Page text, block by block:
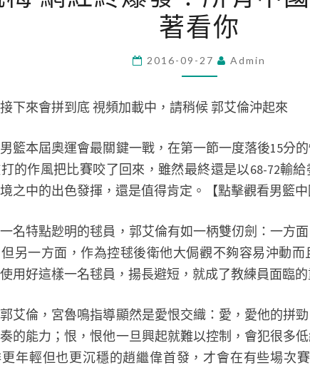
梅
網
紅
爆
所
有
中
毬
迷
都
等
著
看
著看你
2016-09-27 Admin
下來會拼到底 視頻加載中，請稍候 郭艾倫沖起來
本屆奧運會最關鍵一戰，在第一節一度落後15分的
的作風把比賽咬了回來，雖然最終還是以68-72輸
之中的出色發揮，還是值得肯定。【點擊觀看男籃中
特點尟明的毬員，郭艾倫有如一柄雙仞劍：一方面
另一方面，作為控毬後衛他大侷觀不夠容易沖動
用好這樣一名毬員，揚長避短，就成了教練員面臨的
倫，宮魯鳴指導顯然是愛恨交織：愛，愛他的拼勁
的能力；恨，恨他一旦興起就難以控制，會犯很多
年輕但也更沉穩的趙繼偉首發，才會在有些場次